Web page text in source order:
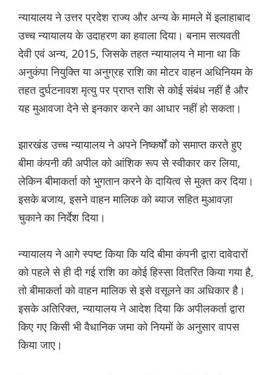
न्यायालय ने उत्तर प्रदेश राज्य और अन्य के मामले में इलाहाबाद
उच्च न्यायालय के उदाहरण का हवाला दिया। बनाम सत्यवती
देवी एवं अन्य, 2015, जिसके तहत न्यायालय ने माना था कि
अनुकंपा नियुक्ति या अनुग्रह राशि का मोटर वाहन अधिनियम के
तहत दुर्घटनावश मृत्यु पर प्राप्त राशि से कोई संबंध नहीं है और
यह मुआवजा देने से इनकार करने का आधार नहीं हो सकता।
झारखंड उच्च न्यायालय ने अपने निष्कर्षों को समाप्त करते हुए
बीमा कंपनी की अपील को आंशिक रूप से स्वीकार कर लिया,
लेकिन बीमाकर्ता को भुगतान करने के दायित्व से मुक्त कर दिया।
इसके बजाय, इसने वाहन मालिक को ब्याज सहित मुआवज़ा
चुकाने का निर्देश दिया।
न्यायालय ने आगे स्पष्ट किया कि यदि बीमा कंपनी द्वारा दावेदारों
को पहले से ही दी गई राशि का कोई हिस्सा वितरित किया गया है,
तो बीमाकर्ता को वाहन मालिक से इसे वसूलने का अधिकार है।
इसके अतिरिक्त, न्यायालय ने आदेश दिया कि अपीलकर्ता द्वारा
किए गए किसी भी वैधानिक जमा को नियमों के अनुसार वापस
किया जाए।